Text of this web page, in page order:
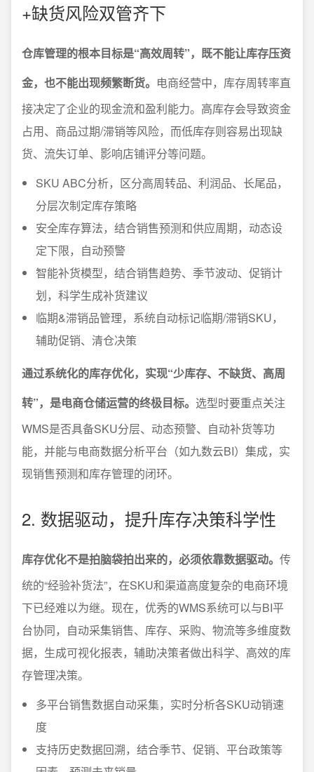
+缺货风险双管齐下
仓库管理的根本目标是“高效周转”，既不能让库存压资
金，也不能出现频繁断货。 电商经营中，库存周转率直
接决定了企业的现金流和盈利能力。高库存会导致资金
占用、商品过期/滞销等风险，而低库存则容易出现缺
货、流失订单、影响店铺评分等问题。
SKU ABC分析，区分高周转品、利润品、长尾品，
分层次制定库存策略
安全库存算法，结合销售预测和供应周期，动态设
定下限，自动预警
智能补货模型，结合销售趋势、季节波动、促销计
划，科学生成补货建议
临期&滞销品管理，系统自动标记临期/滞销SKU，
辅助促销、清仓决策
通过系统化的库存优化，实现“少库存、不缺货、高周
转”，是电商仓储运营的终极目标。 选型时要重点关注
WMS是否具备SKU分层、动态预警、自动补货等功
能，并能与电商数据分析平台（如九数云BI）集成，实
现销售预测和库存管理的闭环。
2. 数据驱动，提升库存决策科学性
库存优化不是拍脑袋拍出来的，必须依靠数据驱动。 传
统的“经验补货法”，在SKU和渠道高度复杂的电商环境
下已经难以为继。现在，优秀的WMS系统可以与BI平
台协同，自动采集销售、库存、采购、物流等多维度数
据，生成可视化报表，辅助决策者做出科学、高效的库
存管理决策。
多平台销售数据自动采集，实时分析各SKU动销速
度
支持历史数据回溯，结合季节、促销、平台政策等